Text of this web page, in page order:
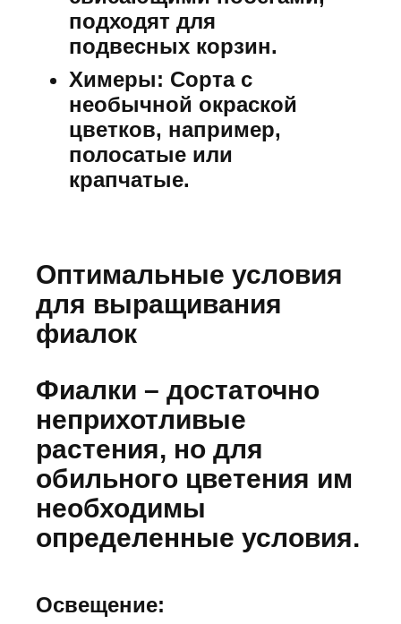
подходят для
подвесных корзин.
Химеры: Сорта с
необычной окраской
цветков, например,
полосатые или
крапчатые.
Оптимальные условия
для выращивания
фиалок
Фиалки – достаточно
неприхотливые
растения, но для
обильного цветения им
необходимы
определенные условия.
Освещение: